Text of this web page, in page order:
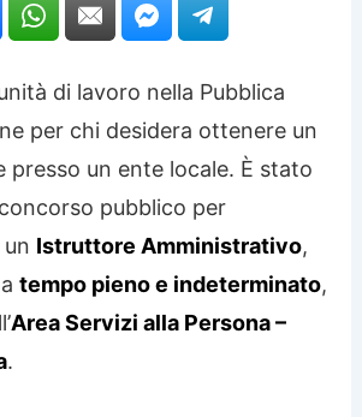
di lavoro nella Pubblica
per chi desidera ottenere un
presso un ente locale. È stato
pubblico per
un Istruttore Amministrativo,
atempo pieno e indeterminato,
Area Servizi alla Persona –
.